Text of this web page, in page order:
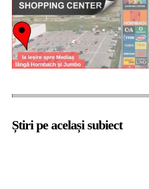
Știri pe același subiect